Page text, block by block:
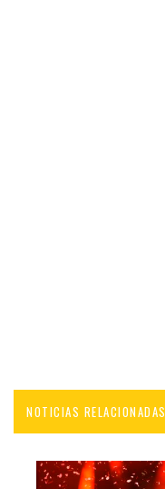
NOTICIAS RELACIONADAS